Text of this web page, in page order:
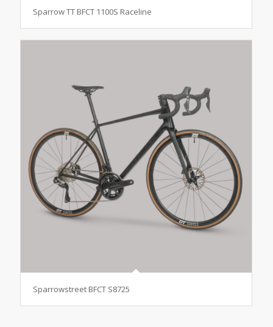
Sparrow TT BFCT 1100S Raceline
Sparrowstreet BFCT S8725